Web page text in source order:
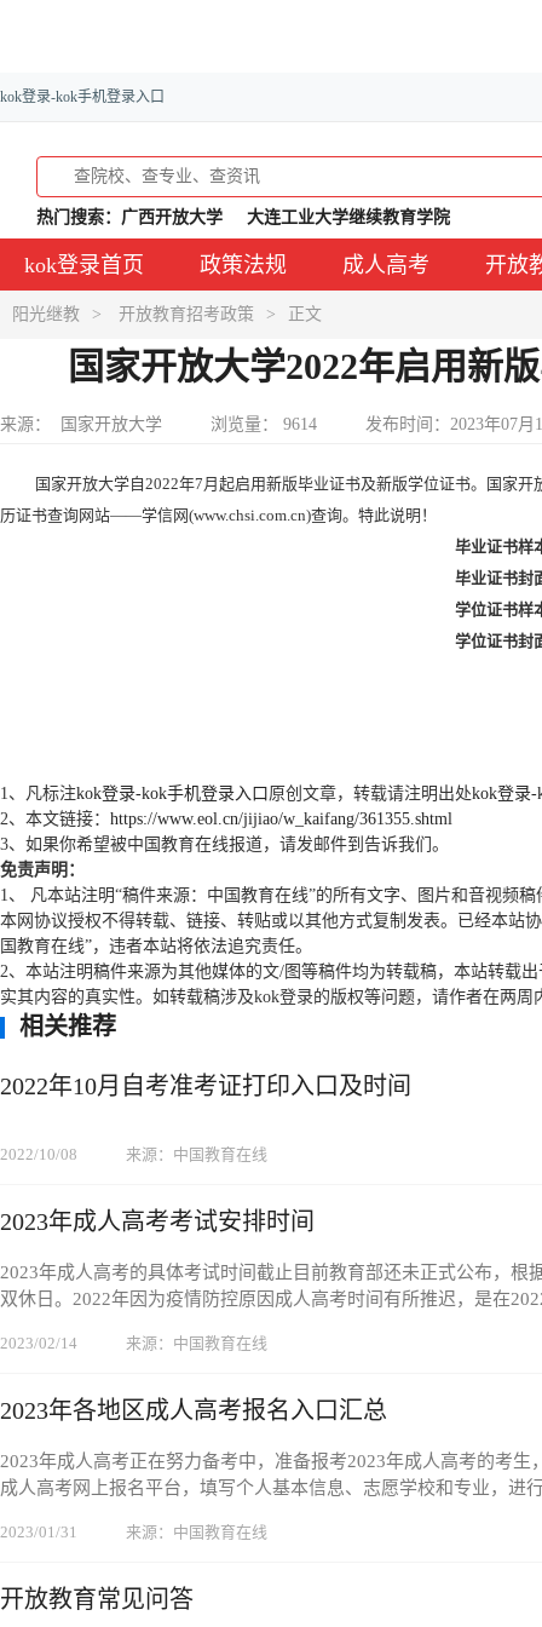
kok登录-kok手机登录入口
热门搜索： 广西开放大学 大连工业大学继续教育学院
kok登录首页 政策法规 成人高考 开放
阳光继教 > 开放教育招考政策 > 正文
国家开放大学2022年启用新
来源： 国家开放大学 浏览量： 9614 发布时间：2023年07月
国家开放大学自2022年7月起启用新版毕业证书及新版学位证书。国家
历证书查询网站——学信网(www.chsi.com.cn)查询。特此说明！
毕业证书样
毕业证书封
学位证书样
学位证书封
1、凡标注kok登录-kok手机登录入口 原创文章，转载请注明出处kok登录-
2、本文链接： https://www.eol.cn/jijiao/w_kaifang/361355.shtml
3、如果你希望被中国教育在线报道，请发邮件到告诉我们。
免责声明：
1、 凡本站注明“稿件来源：中国教育在线”的所有文字、图片和音视频
本网协议授权不得转载、链接、转贴或以其他方式复制发表。已经本站
国教育在线”，违者本站将依法追究责任。
2、本站注明稿件来源为其他媒体的文/图等稿件均为转载稿，本站转载
实其内容的真实性。如转载稿涉及kok登录的版权等问题，请作者在两周
相关推荐
2022年10月自考准考证打印入口及时间
2022/10/08 来源：中国教育在线
2023年成人高考考试安排时间
2023年成人高考的具体考试时间截止目前教育部还未正式公布，
双休日。2022年因为疫情防控原因成人高考时间有所推迟，是在
2023/02/14 来源：中国教育在线
2023年各地区成人高考报名入口汇总
2023年成人高考正在努力备考中，准备报考2023年成人高考的考
成人高考网上报名平台，填写个人基本信息、志愿学校和专业，进
2023/01/31 来源：中国教育在线
开放教育常见问答